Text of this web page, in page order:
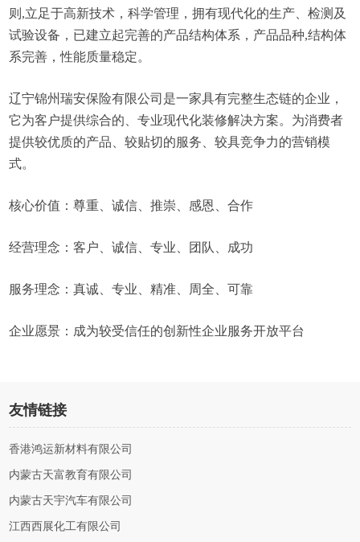
则,立足于高新技术，科学管理，拥有现代化的生产、检测及
试验设备，已建立起完善的产品结构体系，产品品种,结构体
系完善，性能质量稳定。
辽宁锦州瑞安保险有限公司是一家具有完整生态链的企业，
它为客户提供综合的、专业现代化装修解决方案。为消费者
提供较优质的产品、较贴切的服务、较具竞争力的营销模
式。
核心价值：尊重、诚信、推崇、感恩、合作
经营理念：客户、诚信、专业、团队、成功
服务理念：真诚、专业、精准、周全、可靠
企业愿景：成为较受信任的创新性企业服务开放平台
友情链接
香港鸿运新材料有限公司
内蒙古天富教育有限公司
内蒙古天宇汽车有限公司
江西西展化工有限公司